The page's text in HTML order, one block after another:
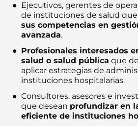
Ejecutivos, gerentes de
de instituciones de salud
sus competencias en
avanzada.
Profesionales interesados
salud o salud pública que
aplicar estrategias de
instituciones hospitalarias.
Consultores, asesores e
que desean profundizar en
eficiente de instituciones